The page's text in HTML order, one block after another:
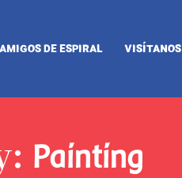
AMIGOS DE ESPIRAL VISÍTANOS
Painting